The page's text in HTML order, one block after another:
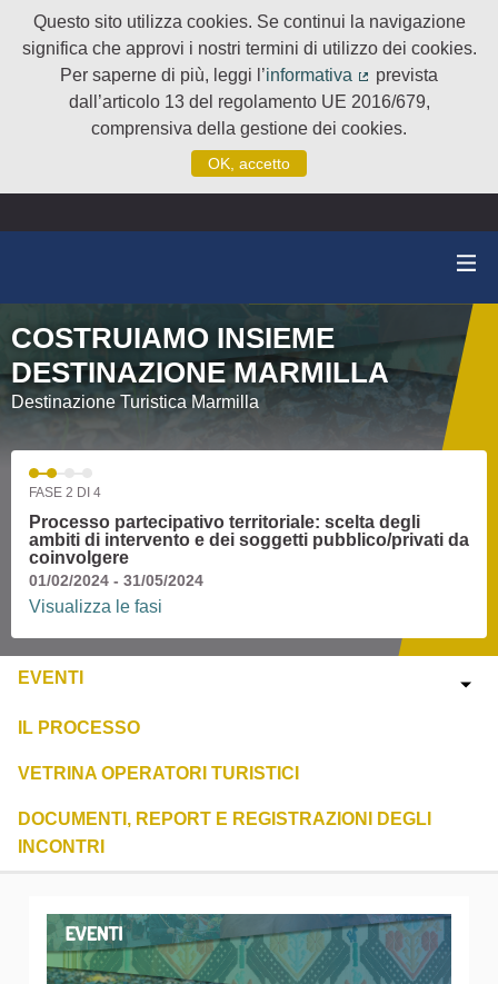
Questo sito utilizza cookies. Se continui la navigazione
significa che approvi i nostri termini di utilizzo dei cookies.
Per saperne di più, leggi l’informativa
(Collegamento
prevista
dall’articolo 13 del regolamento UE 2016/679,
comprensiva della gestione dei cookies.
OK, accetto
COSTRUIAMO INSIEME
DESTINAZIONE MARMILLA
Destinazione Turistica Marmilla
FASE 2 DI 4
Processo partecipativo territoriale: scelta degli
ambiti di intervento e dei soggetti pubblico/privati da
coinvolgere
01/02/2024 - 31/05/2024
Visualizza le fasi
EVENTI
IL PROCESSO
VETRINA OPERATORI TURISTICI
DOCUMENTI, REPORT E REGISTRAZIONI DEGLI
INCONTRI